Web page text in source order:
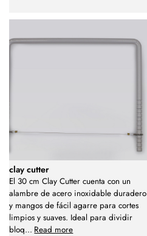
clay cutter
El 30 cm Clay Cutter cuenta con un
alambre de acero inoxidable duradero
y mangos de fácil agarre para cortes
limpios y suaves. Ideal para dividir
bloq... Read more